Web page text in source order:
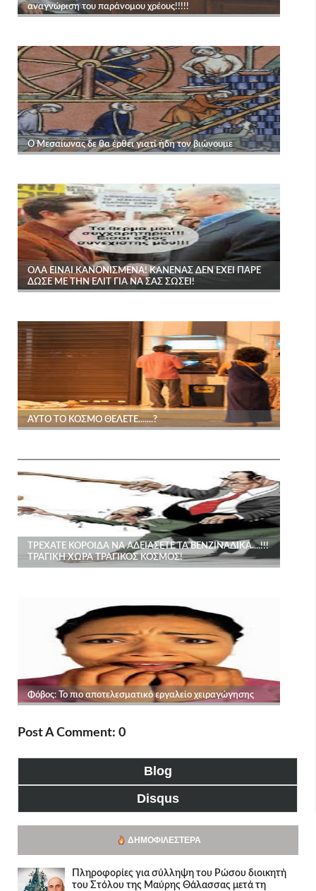
Post A Comment: 0
Blog
Disqus
ΔΗΜΟΦΙΛΈΣΤΕΡΑ
Πληροφορίες για σύλληψη του Ρώσου διοικητή
του Στόλου της Mαύρης Θάλασσας μετά τη